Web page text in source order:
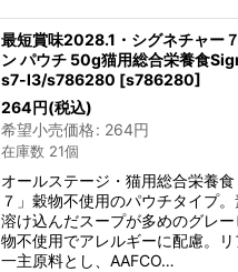
最短賞味2028.1・シグネチャー
ン パウチ 50g猫用総合栄養食
s7-l3/s786280 [s786280]
264円(税込)
希望小売価格: 264円
在庫数 21個
オールステージ・猫用総合栄養
７」穀物不使用のパウチタイプ
溶け込んだスープが多めのグレ
物不使用でアレルギーに配慮。
一主原料とし、AAFCO…